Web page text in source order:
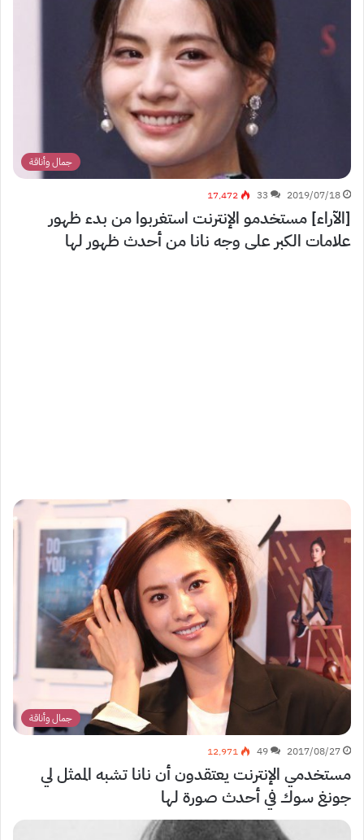
جمال وأناقة
2019/07/18
33 17٬472
[الآراء] مستخدمو الإنترنت استغربوا من بدء ظهور
علامات الكبر على وجه نانا من أحدث ظهور لها
جمال وأناقة
2017/08/27
49 12٬971
مستخدمي الإنترنت يعتقدون أن نانا تشبه الممثل لي
جونغ سوك في أحدث صورة لها